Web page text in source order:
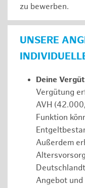
zu bewerben.
UNSERE
Deine
Vergütung
AVH
Funktion
Außerdem
Angebot